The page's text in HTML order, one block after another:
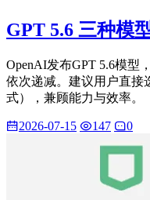
GPT 5.6 三种模
OpenAI发布GPT 5.6模型
依次递减。建议用户直接
式），兼顾能力与效率。
2026-07-15 147 0